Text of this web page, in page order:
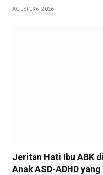
AGUSTUS 6, 2026
Jeritan Hati Ibu ABK
Anak ASD-ADHD